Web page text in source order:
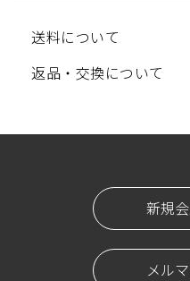
送料について
返品・交換について
新規
メル